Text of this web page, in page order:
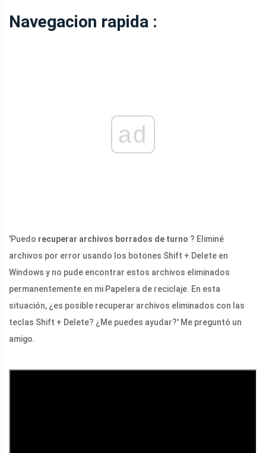
Navegacion rapida :
ad
'Puedo recuperar archivos borrados de turno ? Eliminé
archivos por error usando los botones Shift + Delete en
Windows y no pude encontrar estos archivos eliminados
permanentemente en mi Papelera de reciclaje. En esta
situación, ¿es posible recuperar archivos eliminados con las
teclas Shift + Delete? ¿Me puedes ayudar?' Me preguntó un
amigo.